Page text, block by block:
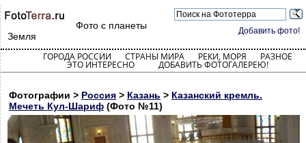
Добавить фото!
Фото с планеты
Земля
ГОРОДА РОССИИ СТРАНЫ МИРА РЕКИ, МОРЯ РАЗНОЕ
ЭТО ИНТЕРЕСНО ДОБАВИТЬ ФОТОГАЛЕРЕЮ!
Фотографии > Россия > Казань > Казанский кремль.
Мечеть Кул-Шариф (Фото №11)